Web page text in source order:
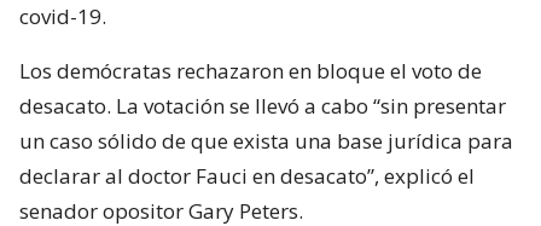
covid-19.
Los demócratas rechazaron en bloque el voto de
desacato. La votación se llevó a cabo “sin presentar
un caso sólido de que exista una base jurídica para
declarar al doctor Fauci en desacato”, explicó el
senador opositor Gary Peters.